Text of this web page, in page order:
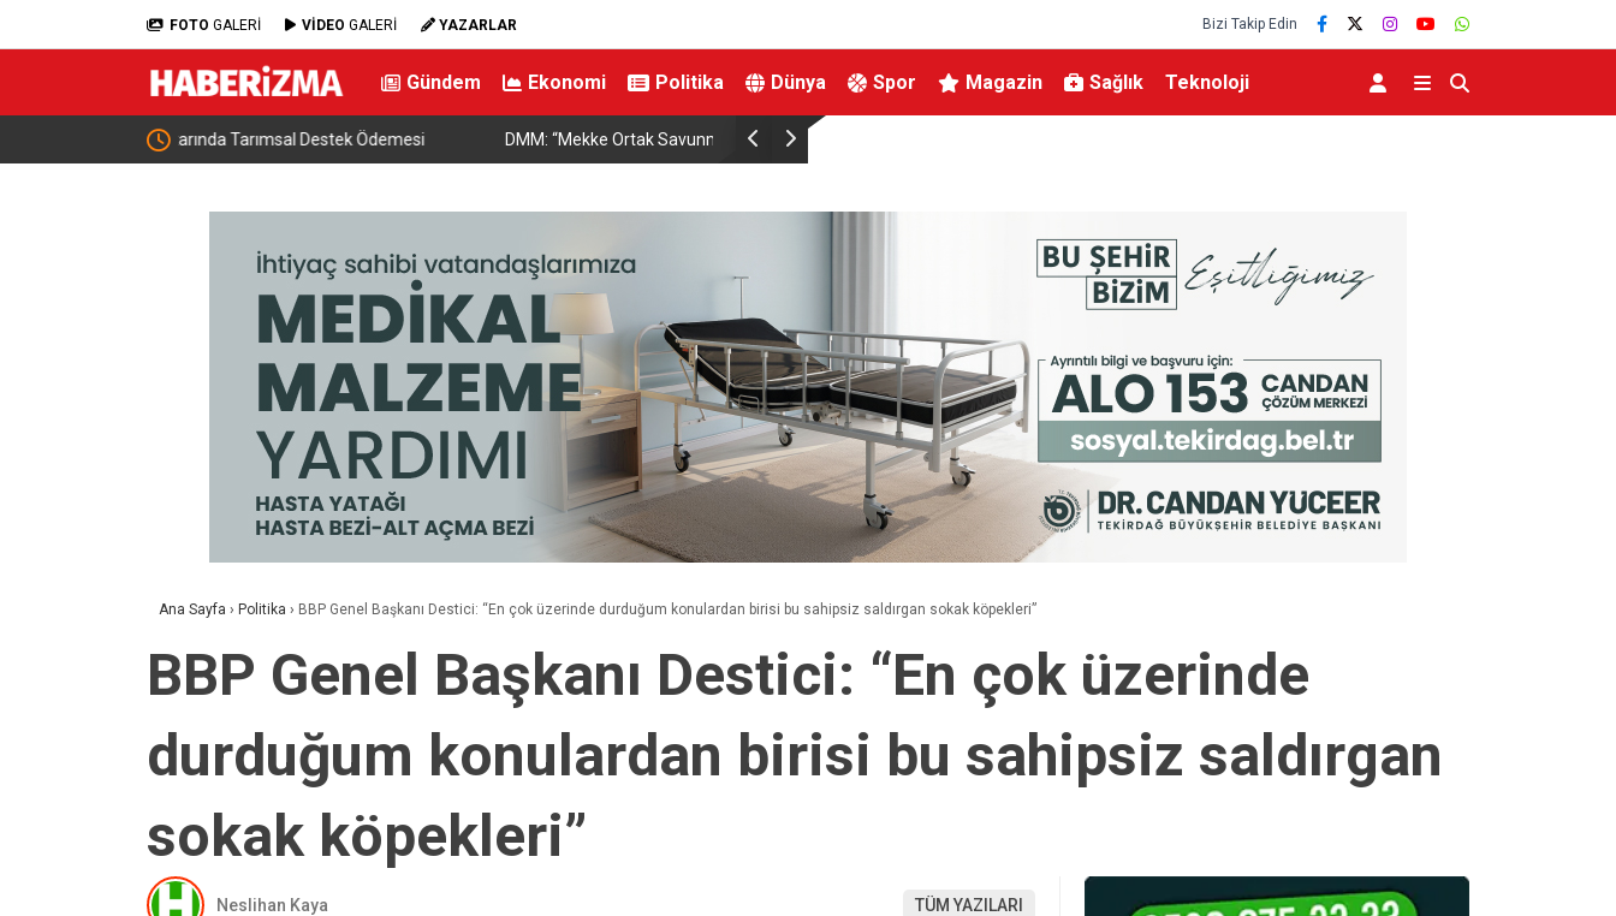
FOTO GALERİ VİDEO GALERİ YAZARLAR Bizi Takip Edin
Gündem Ekonomi Politika Dünya Spor Magazin Sağlık Teknoloji
DMM: “Mekke Ortak Savunma Anlaşması’nın NATO’nun 5. maddesiyle Hatayda Sosyal Konutların Teslim Tarihi Açıklandı
Ana Sayfa › Politika › BBP Genel Başkanı Destici: “En çok üzerinde durduğum konulardan birisi bu sahipsiz saldırgan sokak köpekleri”
BBP Genel Başkanı Destici: “En çok üzerinde
durduğum konulardan birisi bu sahipsiz saldırgan
sokak köpekleri”
Neslihan Kaya TÜM YAZILARI